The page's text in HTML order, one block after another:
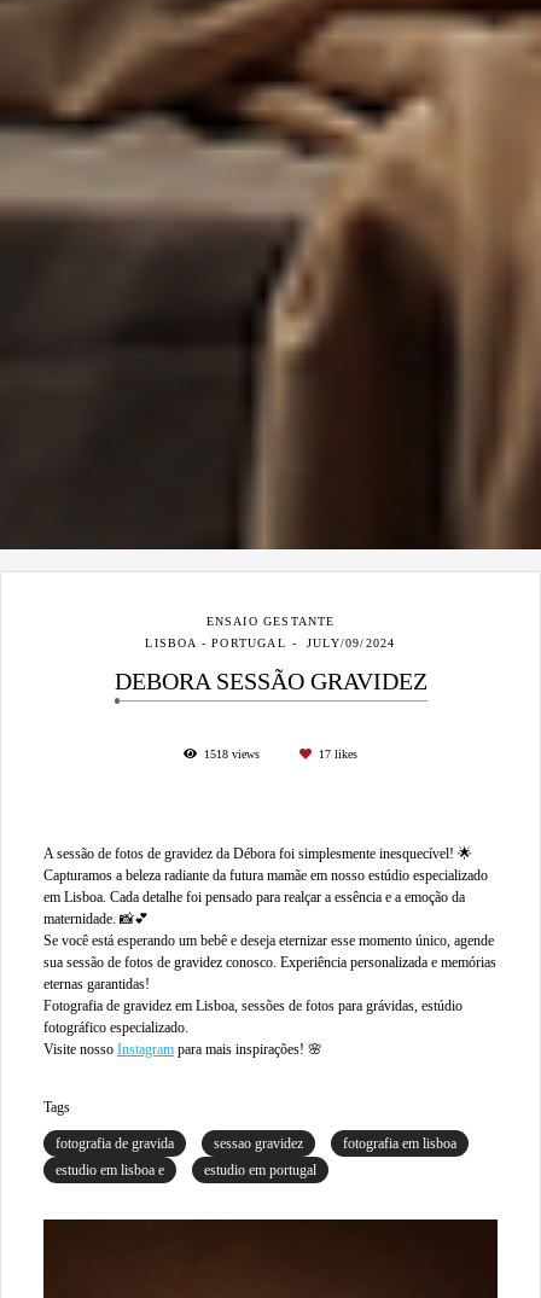
ENSAIO GESTANTE
LISBOA - PORTUGAL
JULY/09/2024
DEBORA SESSÃO GRAVIDEZ
1518 views 17 likes
A sessão de fotos de gravidez da Débora foi simplesmente inesquecível! 🌟
Capturamos a beleza radiante da futura mamãe em nosso estúdio especializado
em Lisboa. Cada detalhe foi pensado para realçar a essência e a emoção da
maternidade. 📸💕
Se você está esperando um bebê e deseja eternizar esse momento único, agende
sua sessão de fotos de gravidez conosco. Experiência personalizada e memórias
eternas garantidas!
Fotografia de gravidez em Lisboa, sessões de fotos para grávidas, estúdio
fotográfico especializado.
Visite nosso Instagram para mais inspirações! 🌸
Tags
fotografia de gravida sessao gravidez
fotografia em lisboa
estudio em lisboa e
estudio em portugal